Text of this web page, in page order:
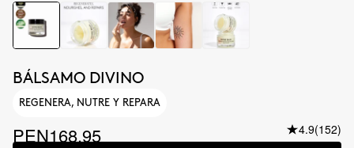
BÁLSAMO DIVINO
REGENERA, NUTRE Y REPARA
PEN168.95 4.9(152)